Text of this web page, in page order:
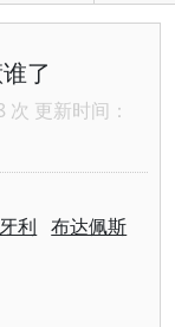
了
更新时间：
利 布达佩斯